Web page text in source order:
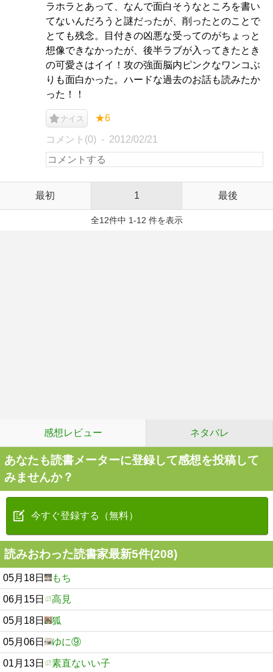
ラホラとあって、なんで面白そうなところを書い
てないんだろうと謎だったが、削ったとのことで
とても残念。目付きの凶悪な受ってのがちょっと
想像できなかったが、後半ラブが入ってきたとき
の可愛さはイイ！攻の強面脳内ピンクなワンコぶ
りも面白かった。ハードな過去のお話も読みたか
った！！
ナイス ★6
コメント(0) 2012/02/21
最初 1 最後
全12件中 1-12 件を表示
感想レビュー ネタバレ
あなたも読書メーターに登録して感想を投稿して
みませんか？
今すぐ登録する（無料）
読みおわった読書家最新5件(208)
05月18日 もち
06月15日 高見
05月18日 狐
05月06日 ゆに⑨
01月13日 素直ないい子